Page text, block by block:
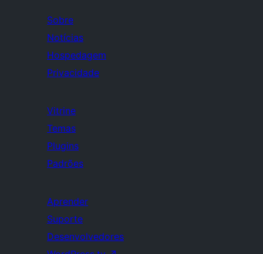
Sobre
Notícias
Hospedagem
Privacidade
Vitrine
Temas
Plugins
Padrões
Aprender
Suporte
Desenvolvedores